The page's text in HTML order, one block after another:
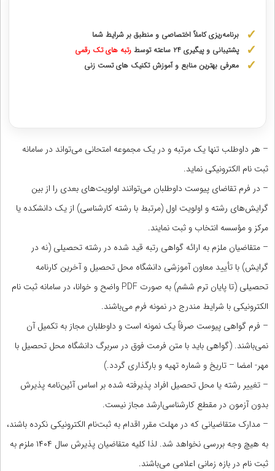
برنامه‌ریزی کاملاً اختصاصی و منطبق بر شرایط شما
پشتیبانی و پیگیری ۲۴ ساعته توسط
رتبه‌ های تک رقمی
معرفی بهترین منابع و آموزش تکنیک های تست زنی
– هر داوطلب تنها یک مرتبه و در یک مجموعه امتحانی می‌تواند در سامانه
ثبت نام الکترونیکی نماید.
– در فرم تقاضای پیوست داوطلبان می‌توانند اولویت‌های بعدی را از بین
گرایش‌های رشته و اولویت اول (مرتبط با رشته کارشناسی) از یک دانشکده یا
مرکز و‬ مؤسسه انتخاب و ثبت نمایند.
– متقاضیان ملزم به ارائه گواهی رتبه قید شده در رشته تحصیلی (نه در
گرایش) با تأیید معاون آموزشی دانشگاه محل تحصیل و آخرین کارنامه
تحصیلی (تا پایان ترم ششم) به صورت PDF واضح و خوانا، در سامانه ثبت نام
الکترونیکی با شرایط مندرج در نمونه فرم می‌باشند.
– فرم گواهی پیوست صرفاً یک نمونه است و داوطلبان مجاز به تکمیل آن
نمی‌باشند. (گواهی باید با متن فرمت فوق در سربرگ دانشگاه محل تحصیل با
مهر-‏ امضا – تاریخ و شماره تهیه و بارگذاری گردد.)
– تغییر رشته یا محل تحصیل افراد پذیرفته شده بر اساس آئین‌نامه پذیرش
بدون آزمون در مقطع کارشناسی‌ارشد مجاز نیست.
– مدارک متقاضیانی که در مهلت مقرر اقدام به ثبت‌نام الکترونیکی نکرده باشند،
به هیچ وجه بررسی نخواهد شد. لذا کلیه متقاضیان پذیرش سال ۱۴۰۴ ملزم به
ثبت نام در بازه زمانی اعلامی می‌باشند.